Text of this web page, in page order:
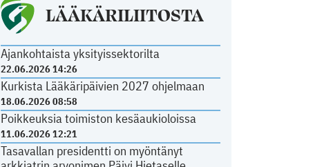
LÄÄKÄRILIITOSTA
Ajankohtaista yksityissektorilta
22.06.2026 14:26
Kurkista Lääkäripäivien 2027 ohjelmaan
18.06.2026 08:58
Poikkeuksia toimiston kesäaukioloissa
11.06.2026 12:21
Tasavallan presidentti on myöntänyt